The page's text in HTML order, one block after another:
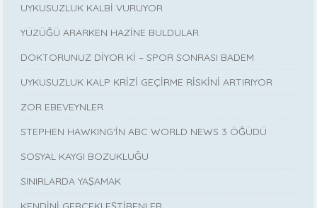
UYKUSUZLUK KALBİ VURUYOR
YÜZÜĞÜ ARARKEN HAZİNE BULDULAR
DOKTORUNUZ DİYOR Kİ – SPOR SONRASI BADEM
UYKUSUZLUK KALP KRİZİ GEÇİRME RİSKİNİ ARTIRIYOR
ZOR EBEVEYNLER
STEPHEN HAWKING‘İN ABC WORLD NEWS 3 ÖĞÜDÜ
SOSYAL KAYGI BOZUKLUĞU
SINIRLARDA YAŞAMAK